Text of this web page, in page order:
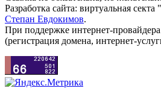
Разработка сайта: виртуальная
Степан Евдокимов.
При поддержке интернет-провайдера
(регистрация домена, интернет-